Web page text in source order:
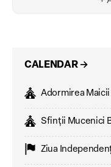
CALENDAR →
Adormirea
Sfinții Mucenici
Ziua